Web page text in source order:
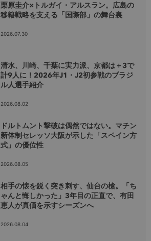
栗原圭介×トルガイ・アルスラン。広島の
移籍戦略を支える「国際部」の舞台裏
2026.07.30
清水、川崎、千葉に実力派、京都は＋3で
計9人に！2026年J1・J2初参戦のブラジ
ル人選手紹介
2026.08.02
ドルトムント撃破は偶然ではない。マチン
新体制セレッソ大阪が示した「スペイン方
式」の優位性
2026.08.05
相手の懐を鋭く突き刺す、仙台の槍。「ち
ゃんと悔しかった」3年目の正直で、有田
恵人が真価を示すシーズンへ
2026.08.04